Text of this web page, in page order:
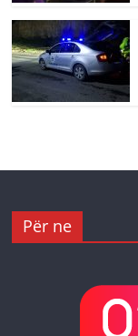
Për ne